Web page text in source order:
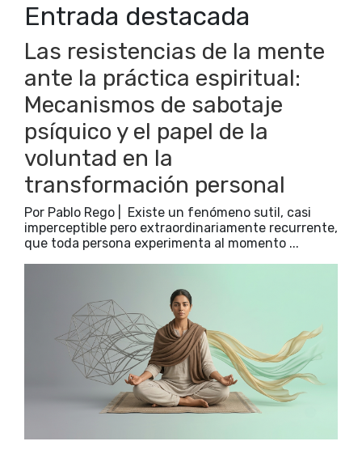
Entrada destacada
Las resistencias de la mente
ante la práctica espiritual:
Mecanismos de sabotaje
psíquico y el papel de la
voluntad en la
transformación personal
Por Pablo Rego | Existe un fenómeno sutil, casi
imperceptible pero extraordinariamente recurrente,
que toda persona experimenta al momento ...